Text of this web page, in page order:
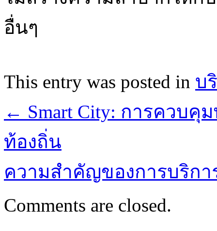
อื่นๆ
This entry was posted in บ
← Smart City: การควบคุ
ท้องถิ่น
ความสำคัญของการบริก
Comments are closed.